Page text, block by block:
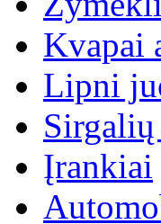
Kvapai
Lipni
Įrankiai